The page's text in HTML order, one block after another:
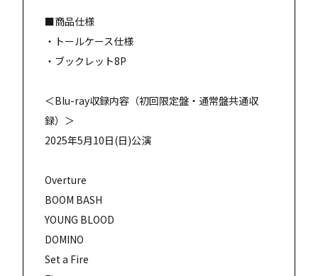
■商品仕様
・トールケース仕様
・ブックレット8P
＜Blu-ray収録内容（初回限定盤・通常盤共通収
録）＞
2025年5月10日(日)公演
Overture
BOOM BASH
YOUNG BLOOD
DOMINO
Set a Fire